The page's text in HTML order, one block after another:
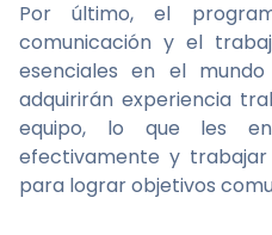
Por último, el
comunicación y el
esenciales en el
adquirirán experiencia
equipo, lo que les
efectivamente y
para lograr objetivos